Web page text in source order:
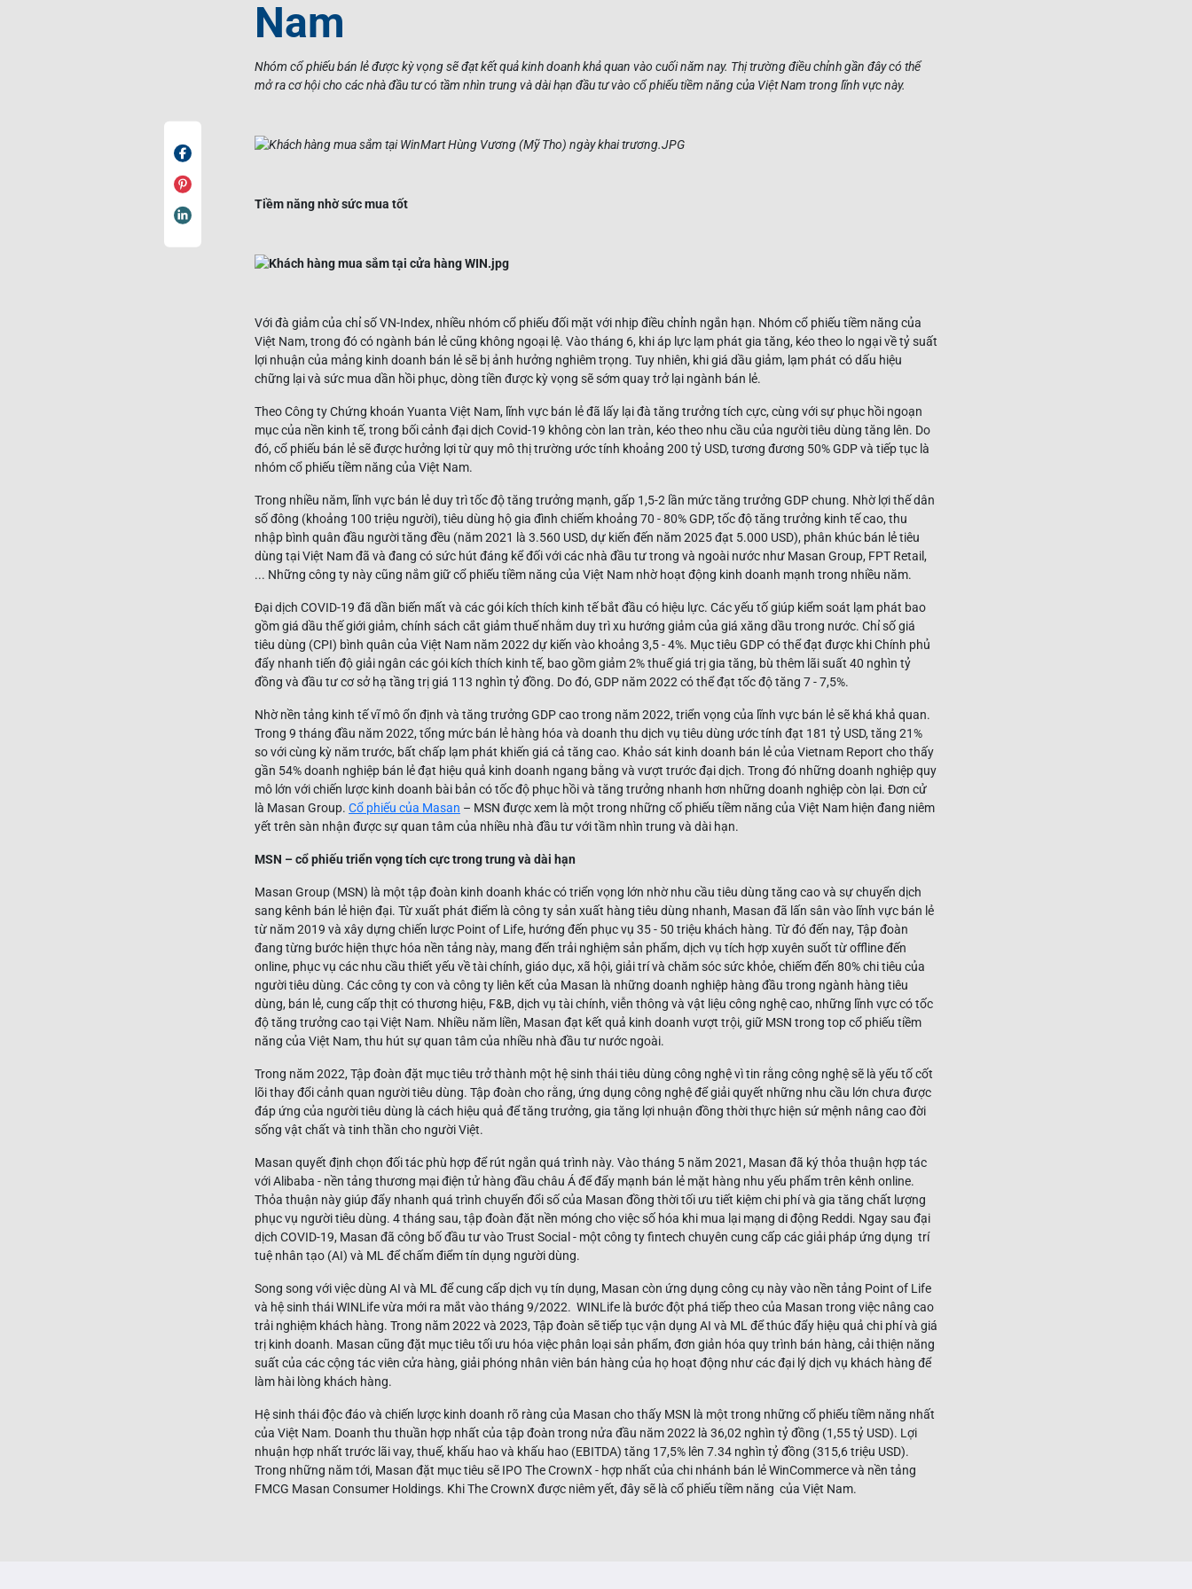
Nam
Nhóm cổ phiếu bán lẻ được kỳ vọng sẽ đạt kết quả kinh doanh khả quan vào cuối năm nay. Thị trường điều chỉnh gần đây có thể
mở ra cơ hội cho các nhà đầu tư có tầm nhìn trung và dài hạn đầu tư vào cổ phiếu tiềm năng của Việt Nam trong lĩnh vực này.
Tiềm năng nhờ sức mua tốt
Với đà giảm của chỉ số VN-Index, nhiều nhóm cổ phiếu đối mặt với nhịp điều chỉnh ngắn hạn. Nhóm cổ phiếu tiềm năng của
Việt Nam, trong đó có ngành bán lẻ cũng không ngoại lệ. Vào tháng 6, khi áp lực lạm phát gia tăng, kéo theo lo ngại về tỷ suất
lợi nhuận của mảng kinh doanh bán lẻ sẽ bị ảnh hưởng nghiêm trọng. Tuy nhiên, khi giá dầu giảm, lạm phát có dấu hiệu
chững lại và sức mua dần hồi phục, dòng tiền được kỳ vọng sẽ sớm quay trở lại ngành bán lẻ.
Theo Công ty Chứng khoán Yuanta Việt Nam, lĩnh vực bán lẻ đã lấy lại đà tăng trưởng tích cực, cùng với sự phục hồi ngoạn
mục của nền kinh tế, trong bối cảnh đại dịch Covid-19 không còn lan tràn, kéo theo nhu cầu của người tiêu dùng tăng lên. Do
đó, cổ phiếu bán lẻ sẽ được hưởng lợi từ quy mô thị trường ước tính khoảng 200 tỷ USD, tương đương 50% GDP và tiếp tục là
nhóm cổ phiếu tiềm năng của Việt Nam.
Trong nhiều năm, lĩnh vực bán lẻ duy trì tốc độ tăng trưởng mạnh, gấp 1,5-2 lần mức tăng trưởng GDP chung. Nhờ lợi thế dân
số đông (khoảng 100 triệu người), tiêu dùng hộ gia đình chiếm khoảng 70 - 80% GDP, tốc độ tăng trưởng kinh tế cao, thu
nhập bình quân đầu người tăng đều (năm 2021 là 3.560 USD, dự kiến ​​đến năm 2025 đạt 5.000 USD), phân khúc bán lẻ tiêu
dùng tại Việt Nam đã và đang có sức hút đáng kể đối với các nhà đầu tư trong và ngoài nước như Masan Group, FPT Retail,
... Những công ty này cũng nắm giữ cổ phiếu tiềm năng của Việt Nam nhờ hoạt động kinh doanh mạnh trong nhiều năm.
Đại dịch COVID-19 đã dần biến mất và các gói kích thích kinh tế bắt đầu có hiệu lực. Các yếu tố giúp kiểm soát lạm phát bao
gồm giá dầu thế giới giảm, chính sách cắt giảm thuế nhằm duy trì xu hướng giảm của giá xăng dầu trong nước. Chỉ số giá
tiêu dùng (CPI) bình quân của Việt Nam năm 2022 dự kiến ​​vào khoảng 3,5 - 4%. Mục tiêu GDP có thể đạt được khi Chính phủ
đẩy nhanh tiến độ giải ngân các gói kích thích kinh tế, bao gồm giảm 2% thuế giá trị gia tăng, bù thêm lãi suất 40 nghìn tỷ
đồng và đầu tư cơ sở hạ tầng trị giá 113 nghìn tỷ đồng. Do đó, GDP năm 2022 có thể đạt tốc độ tăng 7 - 7,5%.
Nhờ nền tảng kinh tế vĩ mô ổn định và tăng trưởng GDP cao trong năm 2022, triển vọng của lĩnh vực bán lẻ sẽ khá khả quan.
Trong 9 tháng đầu năm 2022, tổng mức bán lẻ hàng hóa và doanh thu dịch vụ tiêu dùng ước tính đạt 181 tỷ USD, tăng 21%
so với cùng kỳ năm trước, bất chấp lạm phát khiến giá cả tăng cao. Khảo sát kinh doanh bán lẻ của Vietnam Report cho thấy
gần 54% doanh nghiệp bán lẻ đạt hiệu quả kinh doanh ngang bằng và vượt trước đại dịch. Trong đó những doanh nghiệp quy
mô lớn với chiến lược kinh doanh bài bản có tốc độ phục hồi và tăng trưởng nhanh hơn những doanh nghiệp còn lại. Đơn cử
là Masan Group. Cổ phiếu của Masan – MSN được xem là một trong những cố phiếu tiềm năng của Việt Nam hiện đang niêm
yết trên sàn nhận được sự quan tâm của nhiều nhà đầu tư với tầm nhìn trung và dài hạn.
MSN – cổ phiếu triển vọng tích cực trong trung và dài hạn
Masan Group (MSN) là một tập đoàn kinh doanh khác có triển vọng lớn nhờ nhu cầu tiêu dùng tăng cao và sự chuyển dịch
sang kênh bán lẻ hiện đại. Từ xuất phát điểm là công ty sản xuất hàng tiêu dùng nhanh, Masan đã lấn sân vào lĩnh vực bán lẻ
từ năm 2019 và xây dựng chiến lược Point of Life, hướng đến phục vụ 35 - 50 triệu khách hàng. Từ đó đến nay, Tập đoàn
đang từng bước hiện thực hóa nền tảng này, mang đến trải nghiệm sản phẩm, dịch vụ tích hợp xuyên suốt từ offline đến
online, phục vụ các nhu cầu thiết yếu về tài chính, giáo dục, xã hội, giải trí và chăm sóc sức khỏe, chiếm đến 80% chi tiêu của
người tiêu dùng. Các công ty con và công ty liên kết của Masan là những doanh nghiệp hàng đầu trong ngành hàng tiêu
dùng, bán lẻ, cung cấp thịt có thương hiệu, F&B, dịch vụ tài chính, viễn thông và vật liệu công nghệ cao, những lĩnh vực có tốc
độ tăng trưởng cao tại Việt Nam. Nhiều năm liền, Masan đạt kết quả kinh doanh vượt trội, giữ MSN trong top cổ phiếu tiềm
năng của Việt Nam, thu hút sự quan tâm của nhiều nhà đầu tư nước ngoài.
Trong năm 2022, Tập đoàn đặt mục tiêu trở thành một hệ sinh thái tiêu dùng công nghệ vì tin rằng công nghệ sẽ là yếu tố cốt
lõi thay đổi cảnh quan người tiêu dùng. Tập đoàn cho rằng, ứng dụng công nghệ để giải quyết những nhu cầu lớn chưa được
đáp ứng của người tiêu dùng là cách hiệu quả để tăng trưởng, gia tăng lợi nhuận đồng thời thực hiện sứ mệnh nâng cao đời
sống vật chất và tinh thần cho người Việt.
Masan quyết định chọn đối tác phù hợp để rút ngắn quá trình này. Vào tháng 5 năm 2021, Masan đã ký thỏa thuận hợp tác
với Alibaba - nền tảng thương mại điện tử hàng đầu châu Á để đẩy mạnh bán lẻ mặt hàng nhu yếu phẩm trên kênh online.
Thỏa thuận này giúp đẩy nhanh quá trình chuyển đổi số của Masan đồng thời tối ưu tiết kiệm chi phí và gia tăng chất lượng
phục vụ người tiêu dùng. 4 tháng sau, tập đoàn đặt nền móng cho việc số hóa khi mua lại mạng di động Reddi. Ngay sau đại
dịch COVID-19, Masan đã công bố đầu tư vào Trust Social - một công ty fintech chuyên cung cấp các giải pháp ứng dụng trí
tuệ nhân tạo (AI) và ML để chấm điểm tín dụng người dùng.
Song song với việc dùng AI và ML để cung cấp dịch vụ tín dụng, Masan còn ứng dụng công cụ này vào nền tảng Point of Life
và hệ sinh thái WINLife vừa mới ra mắt vào tháng 9/2022. WINLife là bước đột phá tiếp theo của Masan trong việc nâng cao
trải nghiệm khách hàng. Trong năm 2022 và 2023, Tập đoàn sẽ tiếp tục vận dụng AI và ML để thúc đẩy hiệu quả chi phí và giá
trị kinh doanh. Masan cũng đặt mục tiêu tối ưu hóa việc phân loại sản phẩm, đơn giản hóa quy trình bán hàng, cải thiện năng
suất của các cộng tác viên cửa hàng, giải phóng nhân viên bán hàng của họ hoạt động như các đại lý dịch vụ khách hàng để
làm hài lòng khách hàng.
Hệ sinh thái độc đáo và chiến lược kinh doanh rõ ràng của Masan cho thấy MSN là một trong những cổ phiếu tiềm năng nhất
của Việt Nam. Doanh thu thuần hợp nhất của tập đoàn trong nửa đầu năm 2022 là 36,02 nghìn tỷ đồng (1,55 tỷ USD). Lợi
nhuận hợp nhất trước lãi vay, thuế, khấu hao và khấu hao (EBITDA) tăng 17,5% lên 7.34 nghìn tỷ đồng (315,6 triệu USD).
Trong những năm tới, Masan đặt mục tiêu sẽ IPO The CrownX - hợp nhất của chi nhánh bán lẻ WinCommerce và nền tảng
FMCG Masan Consumer Holdings. Khi The CrownX được niêm yết, đây sẽ là cổ phiếu tiềm năng của Việt Nam.